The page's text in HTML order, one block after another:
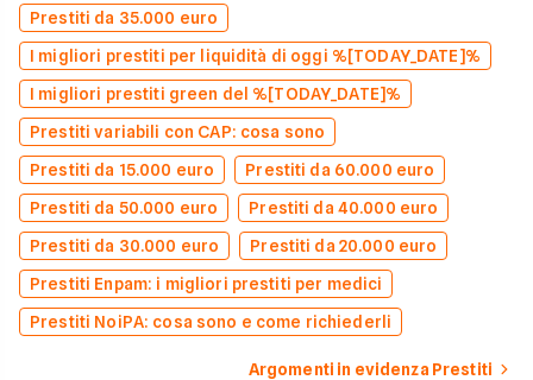
Prestiti da 35.000 euro
I migliori prestiti per liquidità di oggi %[TODAY_DATE]%
I migliori prestiti green del %[TODAY_DATE]%
Prestiti variabili con CAP: cosa sono
Prestiti da 15.000 euro
Prestiti da 60.000 euro
Prestiti da 50.000 euro
Prestiti da 40.000 euro
Prestiti da 30.000 euro
Prestiti da 20.000 euro
Prestiti Enpam: i migliori prestiti per medici
Prestiti NoiPA: cosa sono e come richiederli
Argomenti in evidenza Prestiti